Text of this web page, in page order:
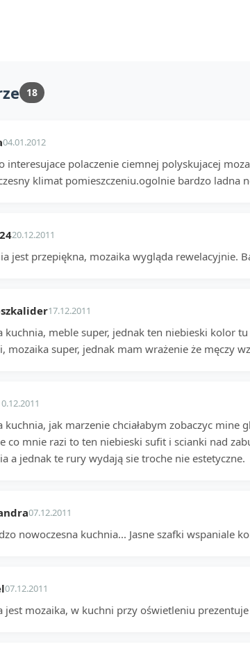
18
04.01.2012
interesujace polaczenie ciemnej polyskujacej
klimat pomieszczeniu.ogolnie bardzo ladna
20.12.2011
jest przepiękna, mozaika wygląda rewelacyjnie.
17.12.2011
kuchnia, meble super, jednak ten niebieski kolor
mozaika super, jednak mam wrażenie że męczy
kuchnia, jak marzenie chciałabym zobaczyc
co mnie razi to ten niebieski sufit i scianki nad
a jednak te rury wydają sie troche nie estetyczne.
07.12.2011
nowoczesna kuchnia... Jasne szafki wspaniale
07.12.2011
jest mozaika, w kuchni przy oświetleniu